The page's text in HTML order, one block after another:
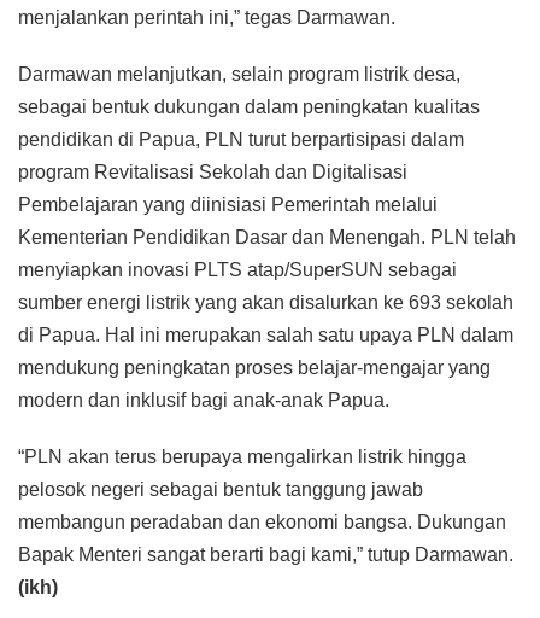
menjalankan perintah ini,” tegas Darmawan.
Darmawan melanjutkan, selain program listrik desa,
sebagai bentuk dukungan dalam peningkatan kualitas
pendidikan di Papua, PLN turut berpartisipasi dalam
program Revitalisasi Sekolah dan Digitalisasi
Pembelajaran yang diinisiasi Pemerintah melalui
Kementerian Pendidikan Dasar dan Menengah. PLN telah
menyiapkan inovasi PLTS atap/SuperSUN sebagai
sumber energi listrik yang akan disalurkan ke 693 sekolah
di Papua. Hal ini merupakan salah satu upaya PLN dalam
mendukung peningkatan proses belajar-mengajar yang
modern dan inklusif bagi anak-anak Papua.
“PLN akan terus berupaya mengalirkan listrik hingga
pelosok negeri sebagai bentuk tanggung jawab
membangun peradaban dan ekonomi bangsa. Dukungan
Bapak Menteri sangat berarti bagi kami,” tutup Darmawan.
(ikh)